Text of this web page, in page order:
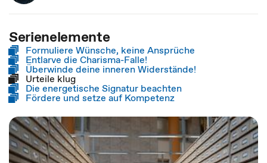
Serienelemente
Formuliere Wünsche, keine Ansprüche
Entlarve die Charisma-Falle!
Überwinde deine inneren Widerstände!
Urteile klug
Die energetische Signatur beachten
Fördere und setze auf Kompetenz